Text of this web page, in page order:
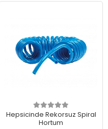
Hepsicinde Rekorsuz Spiral
Hortum